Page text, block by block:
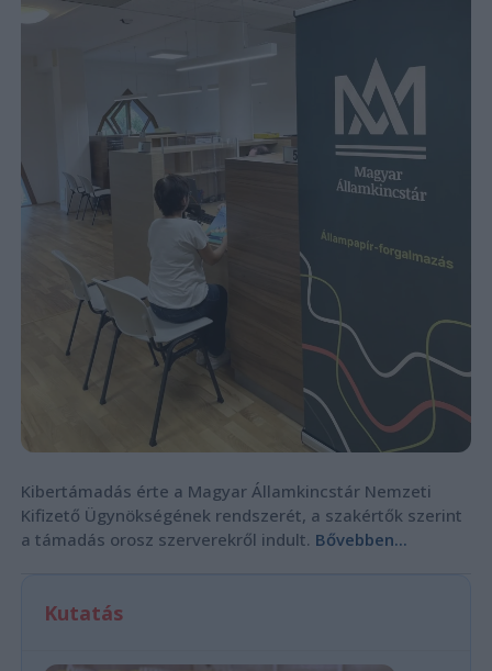
Kibertámadás érte a Magyar Államkincstár Nemzeti
Kifizető Ügynökségének rendszerét, a szakértők szerint
a támadás orosz szerverekről indult. Bővebben...
Kutatás